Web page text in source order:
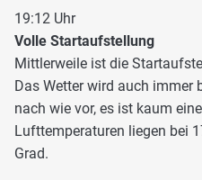
19:12 Uhr
Volle Startaufstellung
Mittlerweile ist die
Das Wetter wird auch immer
nach wie vor, es ist kaum
Lufttemperaturen liegen bei
Grad.